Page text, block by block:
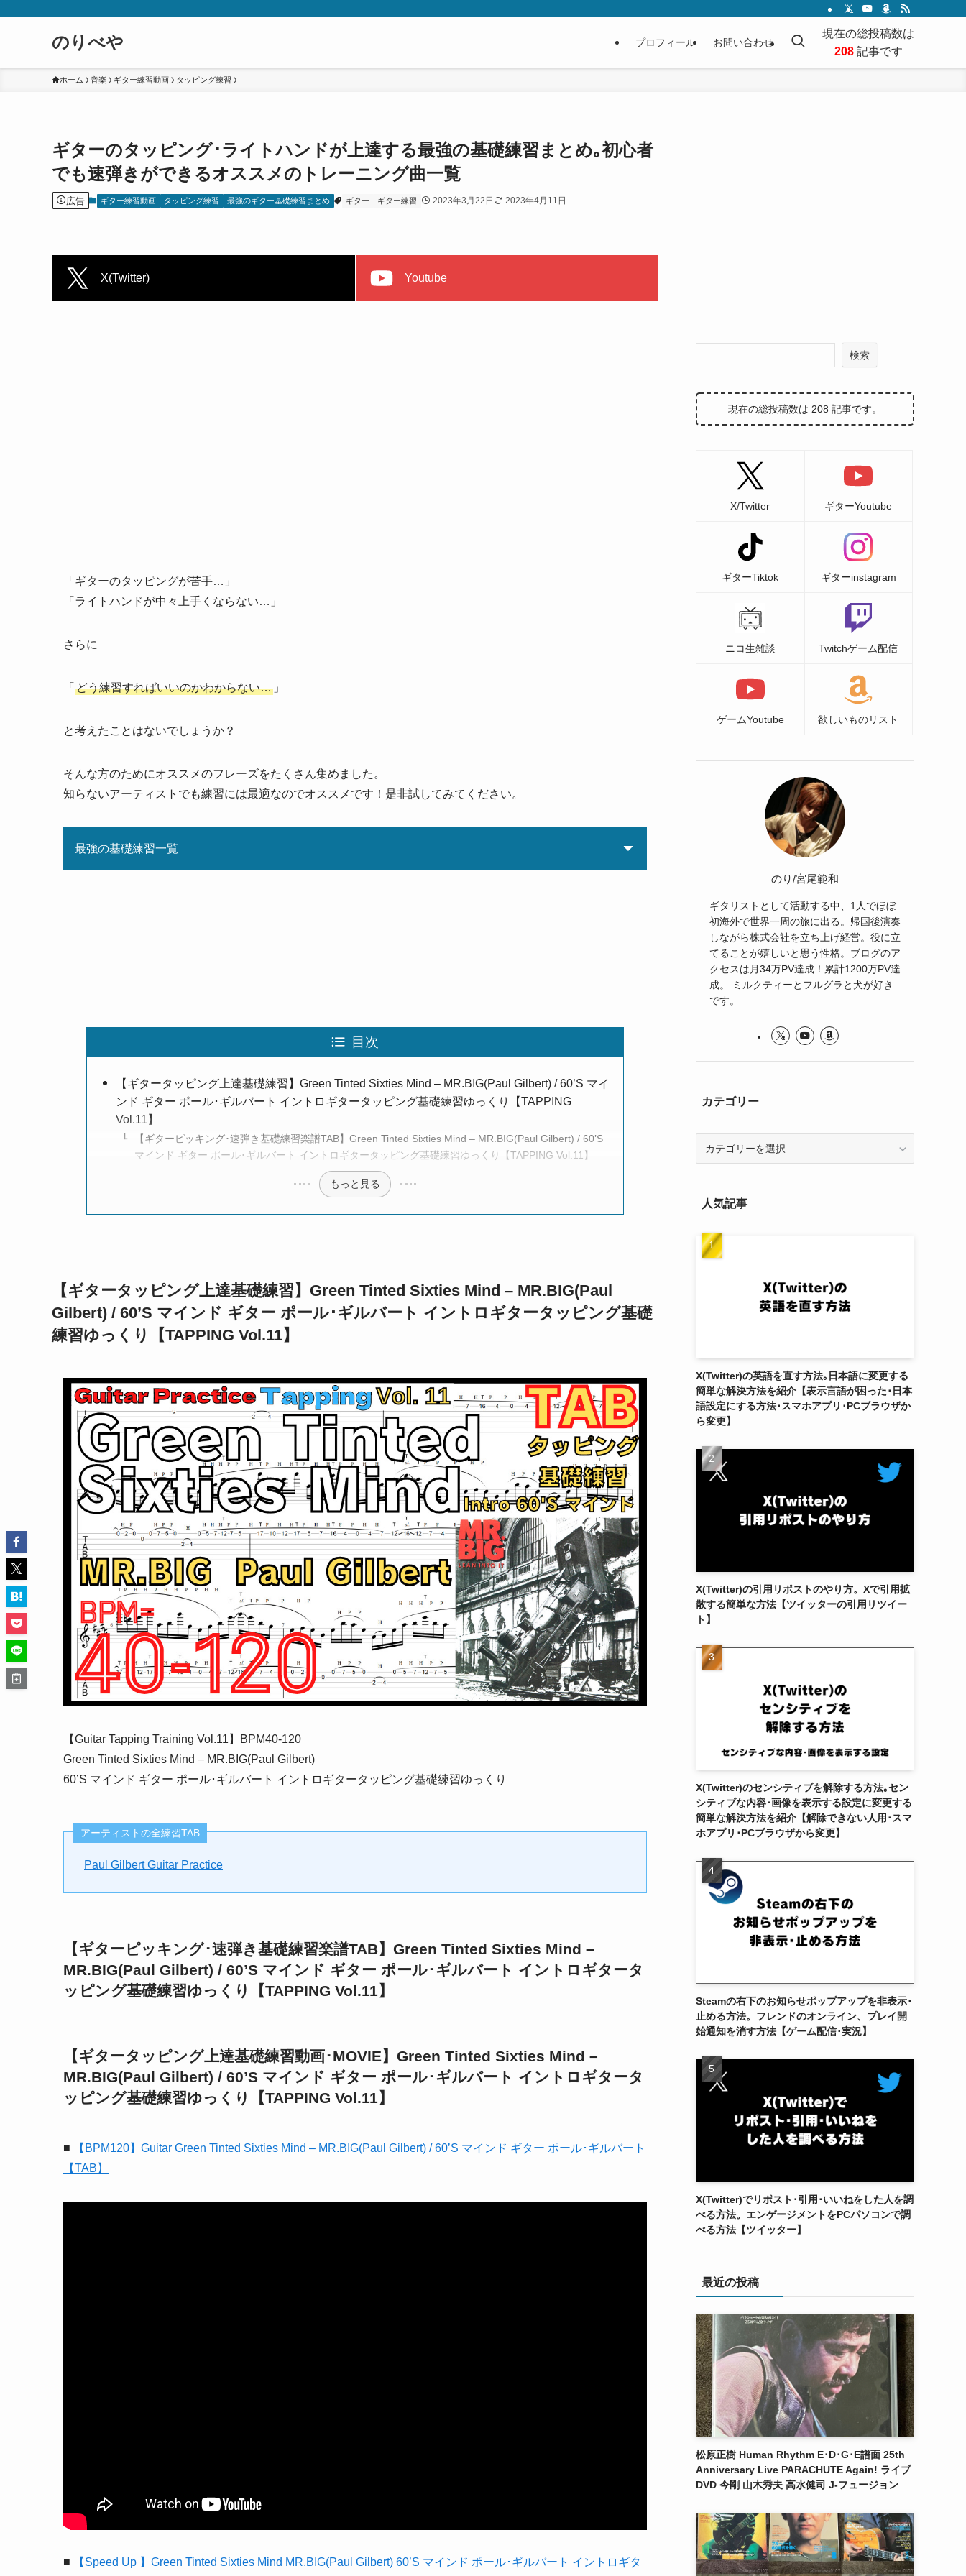
のりべや プロフィール お問い合わせ
現在の総投稿数は
208 記事です
ホーム 音楽 ギター練習動画 タッピング練習
ギターのタッピング･ライトハンドが上達する最強の基礎練習まとめ｡初心者
でも速弾きができるオススメのトレーニング曲一覧
広告 ギター練習動画 タッピング練習 最強のギター基礎練習まとめ ギター ギター練習 2023年3月22日 2023年4月11日
X(Twitter) Youtube
「ギターのタッピングが苦手…」
「ライトハンドが中々上手くならない…」
さらに
「 どう練習すればいいのかわからない… 」
と考えたことはないでしょうか？
そんな方のためにオススメのフレーズをたくさん集めました。
知らないアーティストでも練習には最適なのでオススメです！是非試してみてください。
最強の基礎練習一覧
目次
【ギタータッピング上達基礎練習】Green Tinted Sixties Mind – MR.BIG(Paul Gilbert) / 60’S マイ
ンド ギター ポール･ギルバート イントロギタータッピング基礎練習ゆっくり【TAPPING
Vol.11】
【ギターピッキング･速弾き基礎練習楽譜TAB】Green Tinted Sixties Mind – MR.BIG(Paul Gilbert) / 60’S
マインド ギター ポール･ギルバート イントロギタータッピング基礎練習ゆっくり【TAPPING Vol.11】
もっと見る
【ギタータッピング上達基礎練習】Green Tinted Sixties Mind – MR.BIG(Paul
Gilbert) / 60’S マインド ギター ポール･ギルバート イントロギタータッピング基礎
練習ゆっくり【TAPPING Vol.11】
【Guitar Tapping Training Vol.11】BPM40-120
Green Tinted Sixties Mind – MR.BIG(Paul Gilbert)
60’S マインド ギター ポール･ギルバート イントロギタータッピング基礎練習ゆっくり
アーティストの全練習TAB
Paul Gilbert Guitar Practice
【ギターピッキング･速弾き基礎練習楽譜TAB】Green Tinted Sixties Mind –
MR.BIG(Paul Gilbert) / 60’S マインド ギター ポール･ギルバート イントロギタータ
ッピング基礎練習ゆっくり【TAPPING Vol.11】
【ギタータッピング上達基礎練習動画･MOVIE】Green Tinted Sixties Mind –
MR.BIG(Paul Gilbert) / 60’S マインド ギター ポール･ギルバート イントロギタータ
ッピング基礎練習ゆっくり【TAPPING Vol.11】
■
【BPM120】Guitar Green Tinted Sixties Mind – MR.BIG(Paul Gilbert) / 60’S マインド ギター ポール･ギルバート
【TAB】
■ 【Speed Up 】Green Tinted Sixties Mind MR.BIG(Paul Gilbert) 60’S マインド ポール･ギルバート イントロギタ
検索
現在の総投稿数は 208 記事です。
X/Twitter ギターYoutube
ギターTiktok ギターinstagram
ニコ生雑談 Twitchゲーム配信
ゲームYoutube 欲しいものリスト
のり/宮尾範和
ギタリストとして活動する中、1人でほぼ
初海外で世界一周の旅に出る。帰国後演奏
しながら株式会社を立ち上げ経営。役に立
てることが嬉しいと思う性格。ブログのア
クセスは月34万PV達成！累計1200万PV達
成。 ミルクティーとフルグラと犬が好き
です。
カテゴリー
ー人気記事
X(Twitter)の英語を直す方法｡日本語に変更する
簡単な解決方法を紹介【表示言語が困った･日本
語設定にする方法･スマホアプリ･PCブラウザか
ら変更】
X(Twitter)の引用リポストのやり方。Xで引用拡
散する簡単な方法【ツイッターの引用リツイー
ト】
X(Twitter)のセンシティブを解除する方法｡セン
シティブな内容･画像を表示する設定に変更する
簡単な解決方法を紹介【解除できない人用･スマ
ホアプリ･PCブラウザから変更】
Steamの右下のお知らせポップアップを非表示･
止める方法。フレンドのオンライン、プレイ開
始通知を消す方法【ゲーム配信･実況】
X(Twitter)でリポスト･引用･いいねをした人を調
べる方法。エンゲージメントをPCパソコンで調
べる方法【ツイッター】
最近の投稿
松原正樹 Human Rhythm E･D･G･E譜面 25th
Anniversary Live PARACHUTE Again! ライブ
DVD 今剛 山木秀夫 高水健司 J-フュージョン